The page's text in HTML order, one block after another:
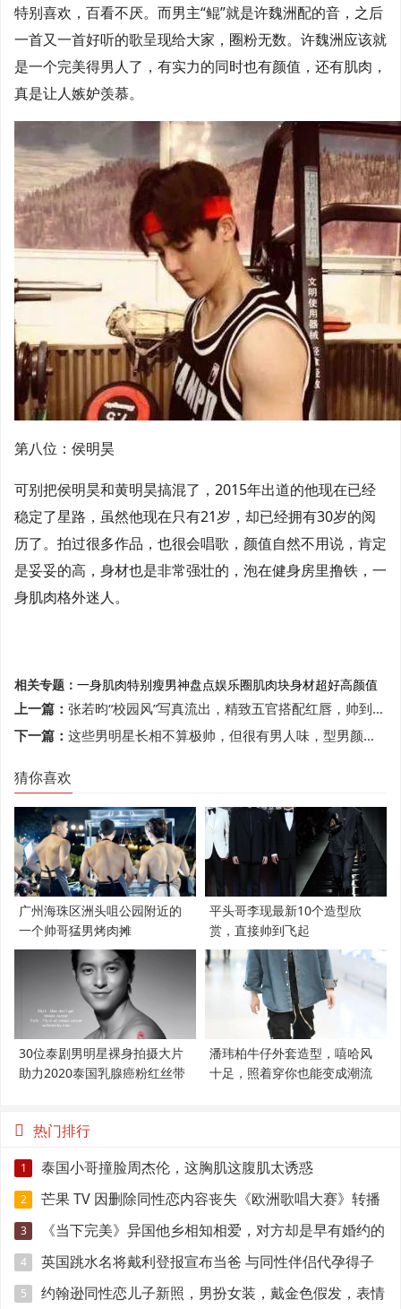
特别喜欢，百看不厌。而男主“鲲”就是许魏洲配的音，之后
一首又一首好听的歌呈现给大家，圈粉无数。许魏洲应该就
是一个完美得男人了，有实力的同时也有颜值，还有肌肉，
真是让人嫉妒羡慕。
第八位：侯明昊
可别把侯明昊和黄明昊搞混了，2015年出道的他现在已经
稳定了星路，虽然他现在只有21岁，却已经拥有30岁的阅
历了。拍过很多作品，也很会唱歌，颜值自然不用说，肯定
是妥妥的高，身材也是非常强壮的，泡在健身房里撸铁，一
身肌肉格外迷人。
相关专题： 一身肌肉特别瘦男神盘点娱乐圈肌肉块身材超好高颜值
上一篇： 张若昀“校园风”写真流出，精致五官搭配红唇，帅到不敢直视
下一篇： 这些男明星长相不算极帅，但很有男人味，型男颜还有人吃吗？
猜你喜欢
广州海珠区洲头咀公园附近的
一个帅哥猛男烤肉摊
平头哥李现最新10个造型欣
赏，直接帅到飞起
30位泰剧男明星裸身拍摄大片
助力2020泰国乳腺癌粉红丝带
潘玮柏牛仔外套造型，嘻哈风
十足，照着穿你也能变成潮流
热门排行
1 泰国小哥撞脸周杰伦，这胸肌这腹肌太诱惑
2
芒果 TV 因删除同性恋内容丧失《欧洲歌唱大赛》转播
权
3
《当下完美》异国他乡相知相爱，对方却是早有婚约的
准爸爸！
4 英国跳水名将戴利登报宣布当爸 与同性伴侣代孕得子
5
约翰逊同性恋儿子新照，男扮女装，戴金色假发，表情